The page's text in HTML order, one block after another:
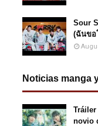
Sour
(ฉันขอ
Noticias manga
novio